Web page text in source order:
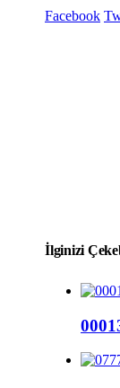
Facebook
İlginizi